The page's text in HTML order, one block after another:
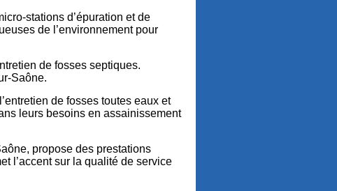
stations d’épuration et de
de l’environnement pour
de fosses septiques.
Saône.
de fosses toutes eaux et
leurs besoins en assainissement
propose des prestations
l’accent sur la qualité de service